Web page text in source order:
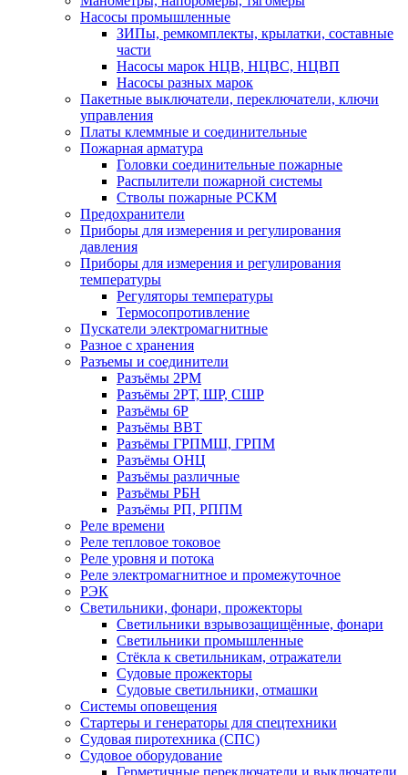
Насосы промышленные
ЗИПы, ремкомплекты, крылатки, составные
части
Насосы марок НЦВ, НЦВС, НЦВП
Насосы разных марок
Пакетные выключатели, переключатели, ключи
управления
Платы клеммные и соединительные
Пожарная арматура
Головки соединительные пожарные
Распылители пожарной системы
Стволы пожарные РСКМ
Предохранители
Приборы для измерения и регулирования
давления
Приборы для измерения и регулирования
температуры
Регуляторы температуры
Термосопротивление
Пускатели электромагнитные
Разное с хранения
Разъемы и соединители
Разъёмы 2РМ
Разъёмы 2РТ, ШР, СШР
Разъёмы 6Р
Разъёмы ВВТ
Разъёмы ГРПМШ, ГРПМ
Разъёмы ОНЦ
Разъёмы различные
Разъёмы РБН
Разъёмы РП, РППМ
Реле времени
Реле тепловое токовое
Реле уровня и потока
Реле электромагнитное и промежуточное
РЭК
Светильники, фонари, прожекторы
Светильники взрывозащищённые, фонари
Светильники промышленные
Стёкла к светильникам, отражатели
Судовые прожекторы
Судовые светильники, отмашки
Системы оповещения
Стартеры и генераторы для спецтехники
Судовая пиротехника (СПС)
Судовое оборудование
Герметичные переключатели и выключатели